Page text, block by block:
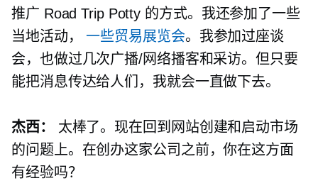
推广 Road Trip Potty 的方式。我还参加了一些
当地活动，一些贸易展览会。我参加过座谈
会，也做过几次广播/网络播客和采访。但只要
能把消息传达给人们，我就会一直做下去。
杰西：
太棒了。现在回到网站创建和启动市场
的问题上。在创办这家公司之前，你在这方面
有经验吗？